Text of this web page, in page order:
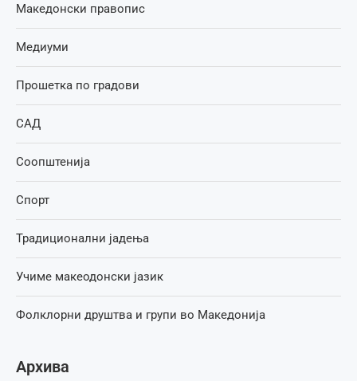
Македонски правопис
Медиуми
Прошетка по градови
САД
Соопштенија
Спорт
Традиционални јадења
Учиме макеодонски јазик
Фолклорни друштва и групи во Македонија
Архива